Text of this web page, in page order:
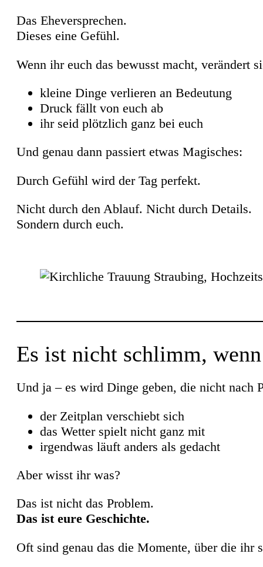
Das Eheversprechen.
Dieses eine Gefühl.
Wenn ihr euch das bewusst macht, verändert
kleine Dinge verlieren an Bedeutung
Druck fällt von euch ab
ihr seid plötzlich ganz bei euch
Und genau dann passiert etwas Magisches:
Durch Gefühl wird der Tag perfekt.
Nicht durch den Ablauf. Nicht durch Details.
Sondern durch euch.
Es ist nicht schlimm,
Und ja – es wird Dinge geben, die nicht nach
der Zeitplan verschiebt sich
das Wetter spielt nicht ganz mit
irgendwas läuft anders als gedacht
Aber wisst ihr was?
Das ist nicht das Problem.
Das ist eure Geschichte.
Oft sind genau das die Momente, über die ihr